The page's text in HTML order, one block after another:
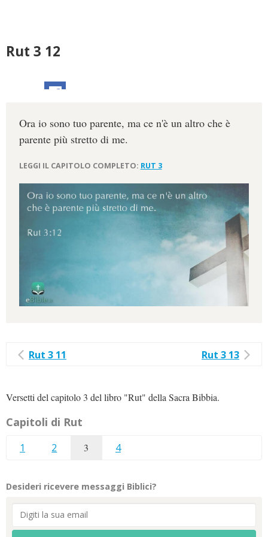
Rut 3 12
Ora io sono tuo parente, ma ce n'è un altro che è
parente più stretto di me.
LEGGI IL CAPITOLO COMPLETO: RUT 3
Rut 3 11 Rut 3 13
Versetti del capitolo 3 del libro "Rut" della Sacra Bibbia.
Capitoli di Rut
1 2 3 4
Desideri ricevere messaggi Biblici?